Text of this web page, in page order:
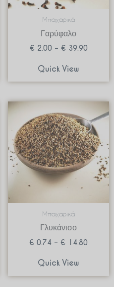
Μπαχαρικά
Γαρύφαλο
€ 2.00 – € 39.90
Quick View
Μπαχαρικά
Γλυκάνισο
€ 0.74 – € 14.80
range:
€ 0.74
through
€ 14.80
Quick View